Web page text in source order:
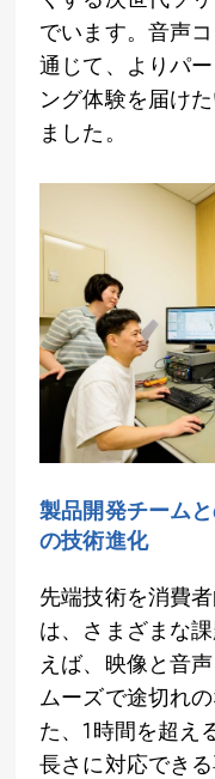
でいます。音声
通じて、よりパ
ング体験を届け
ました。
製品開発チーム
の技術進化
先端技術を消費
は、さまざまな
えば、映像と音
ムーズで途切れ
た、1時間を超え
長さに対応でき